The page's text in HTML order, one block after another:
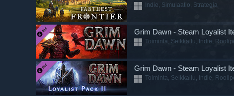
Indie, Simulaatio, Strategia
Grim Dawn - Steam Loyalist
Toiminta, Seikkailu, Indie,
Grim Dawn - Steam Loyalist
Toiminta, Seikkailu, Indie,